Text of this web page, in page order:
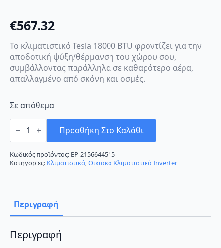
€567.32
Το κλιματιστικό Tesla 18000 BTU φροντίζει για την
αποδοτική ψύξη/θέρμανση του χώρου σου,
συμβάλλοντας παράλληλα σε καθαρότερο αέρα,
απαλλαγμένο από σκόνη και οσμές.
Σε απόθεμα
Tesla
TA53FFCL-
Κλιματιστικό
Inverter
18000
BTU
ποσότητα
Προσθήκη Στο Καλάθι
Κωδικός προϊόντος: BP-2156644515
Κατηγορίες: Κλιματιστικά,Οικιακά Κλιματιστικά Inverter
Περιγραφή
Περιγραφή